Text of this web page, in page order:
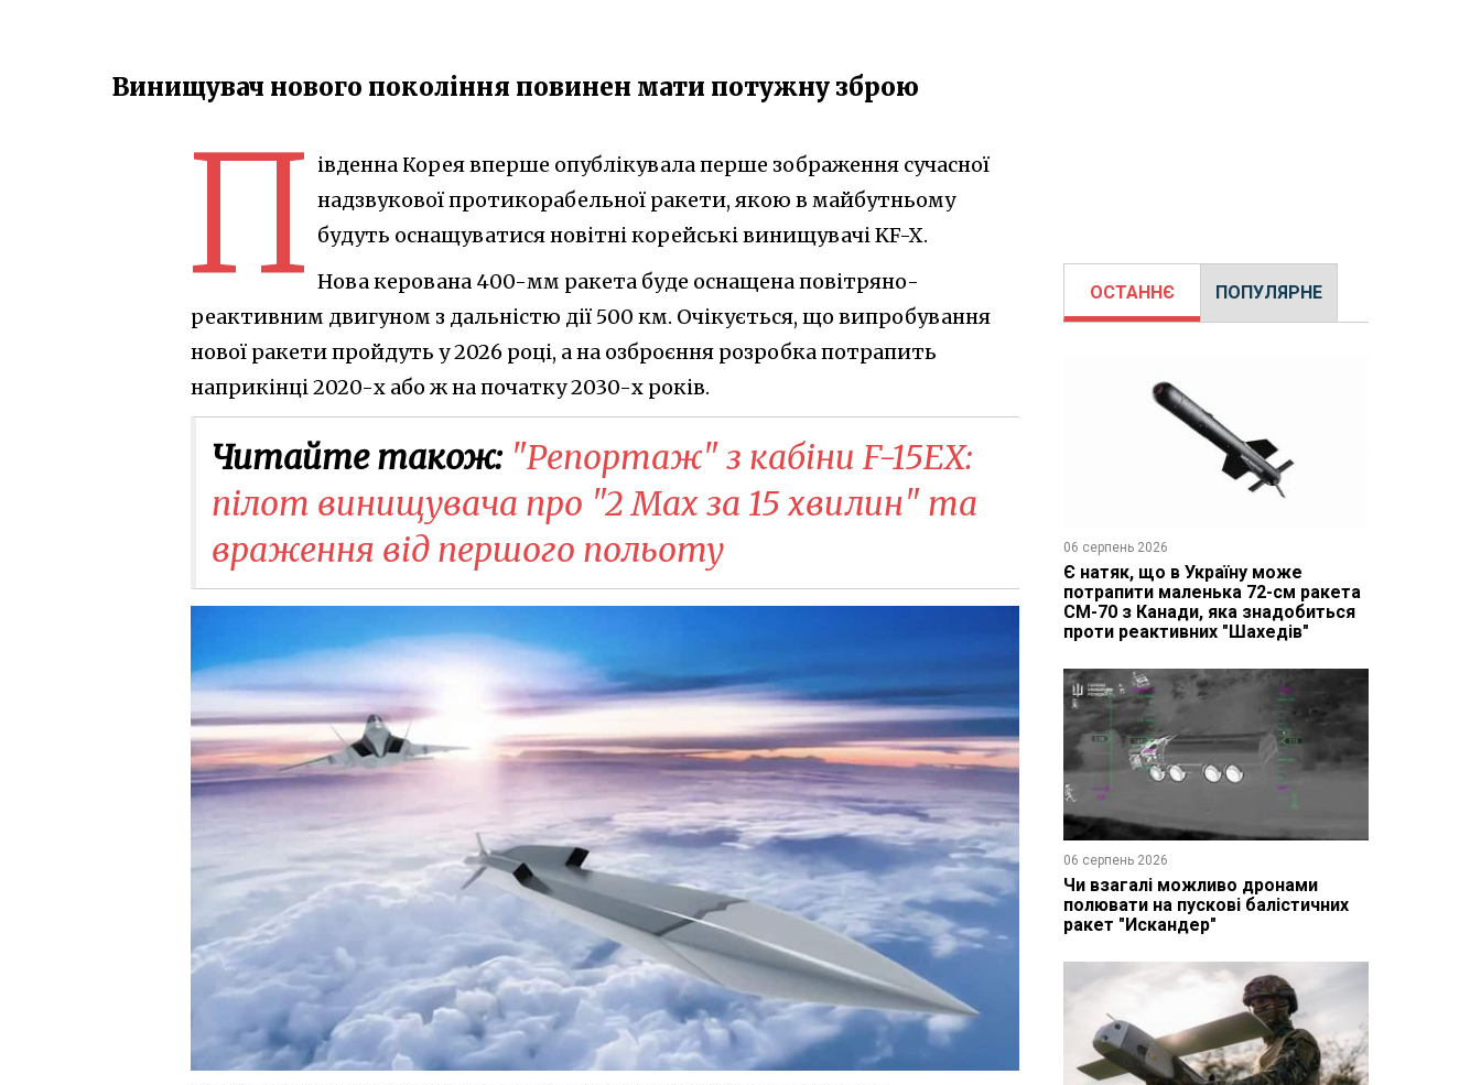
Винищувач нового покоління повинен мати потужну зброю
П івденна Корея вперше опублікувала перше зображення сучасної
надзвукової протикорабельної ракети, якою в майбутньому
будуть оснащуватися новітні корейські винищувачі KF-X.
Нова керована 400-мм ракета буде оснащена повітряно-
реактивним двигуном з дальністю дії 500 км. Очікується, що випробування
нової ракети пройдуть у 2026 році, а на озброєння розробка потрапить
наприкінці 2020-х або ж на початку 2030-х років.
Читайте також: "Репортаж" з кабіни F-15EX:
пілот винищувача про "2 Мах за 15 хвилин" та
враження від першого польоту
ОСТАННЄ ПОПУЛЯРНЕ
06 серпень 2026
Є натяк, що в Україну може
потрапити маленька 72-см ракета
CM-70 з Канади, яка знадобиться
проти реактивних "Шахедів"
06 серпень 2026
Чи взагалі можливо дронами
полювати на пускові балістичних
ракет "Искандер"